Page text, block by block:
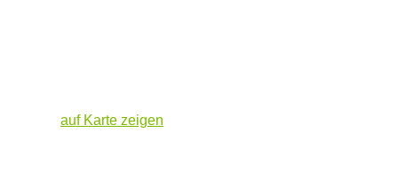
auf Karte zeigen